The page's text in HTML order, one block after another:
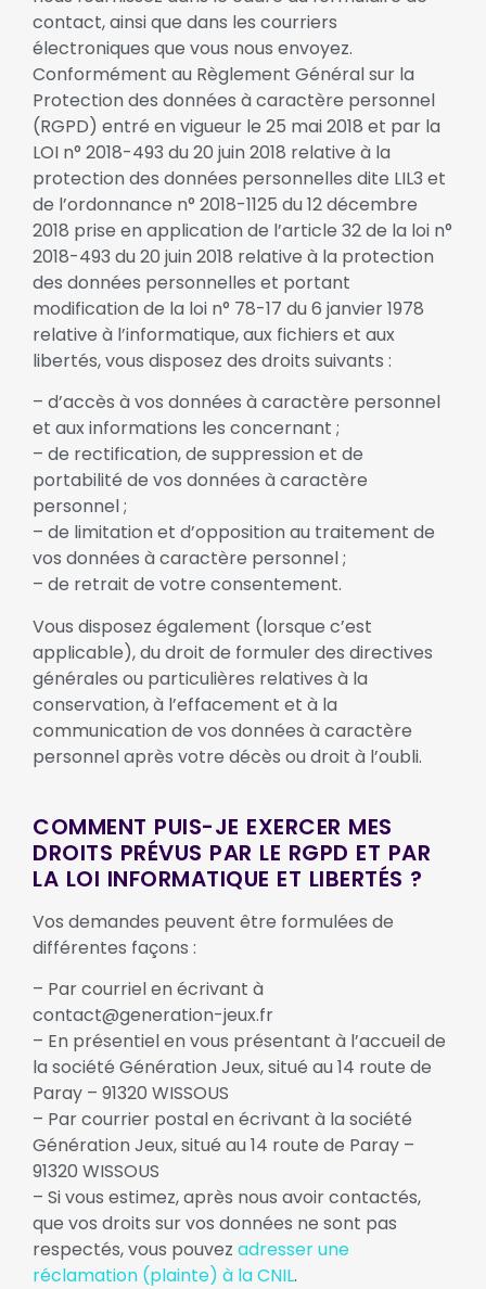
contact, ainsi que dans les courriers
électroniques que vous nous envoyez.
Conformément au Règlement Général sur la
Protection des données à caractère personnel
(RGPD) entré en vigueur le 25 mai 2018 et par la
LOI n° 2018-493 du 20 juin 2018 relative à la
protection des données personnelles dite LIL3 et
de l’ordonnance n° 2018-1125 du 12 décembre
2018 prise en application de l’article 32 de la loi n°
2018-493 du 20 juin 2018 relative à la protection
des données personnelles et portant
modification de la loi n° 78-17 du 6 janvier 1978
relative à l’informatique, aux fichiers et aux
libertés, vous disposez des droits suivants :
– d’accès à vos données à caractère personnel
et aux informations les concernant ;
– de rectification, de suppression et de
portabilité de vos données à caractère
personnel ;
– de limitation et d’opposition au traitement de
vos données à caractère personnel ;
– de retrait de votre consentement.
Vous disposez également (lorsque c’est
applicable), du droit de formuler des directives
générales ou particulières relatives à la
conservation, à l’effacement et à la
communication de vos données à caractère
personnel après votre décès ou droit à l’oubli.
COMMENT PUIS-JE EXERCER MES
DROITS PRÉVUS PAR LE RGPD ET PAR
LA LOI INFORMATIQUE ET LIBERTÉS ?
Vos demandes peuvent être formulées de
différentes façons :
– Par courriel en écrivant à
contact@generation-jeux.fr
– En présentiel en vous présentant à l’accueil de
la société Génération Jeux, situé au 14 route de
Paray – 91320 WISSOUS
– Par courrier postal en écrivant à la société
Génération Jeux, situé au 14 route de Paray –
91320 WISSOUS
– Si vous estimez, après nous avoir contactés,
que vos droits sur vos données ne sont pas
respectés, vous pouvez adresser une
réclamation (plainte) à la CNIL.